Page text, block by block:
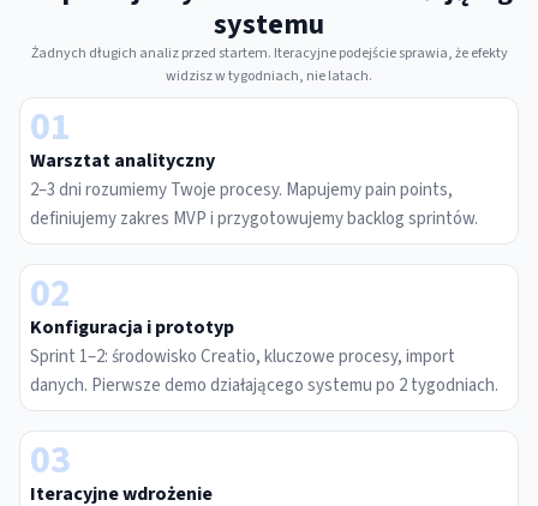
systemu
Żadnych długich analiz przed startem. Iteracyjne podejście sprawia, że efekty
widzisz w tygodniach, nie latach.
01
Warsztat analityczny
2–3 dni rozumiemy Twoje procesy. Mapujemy pain points,
definiujemy zakres MVP i przygotowujemy backlog sprintów.
02
Konfiguracja i prototyp
Sprint 1–2: środowisko Creatio, kluczowe procesy, import
danych. Pierwsze demo działającego systemu po 2 tygodniach.
03
Iteracyjne wdrożenie